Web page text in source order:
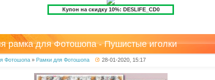
Купон на скидку 10%: DESLIFE_CD0
рамка для Фотошопа - Пушистые иголки
Фотошопа » Рамки для Фотошопа 28-01-2020, 15:17